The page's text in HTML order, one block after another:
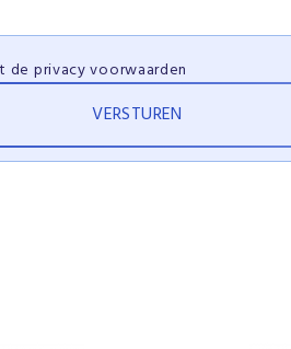
de privacy voorwaarden